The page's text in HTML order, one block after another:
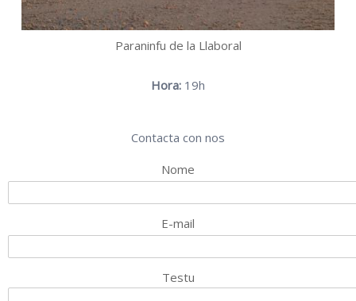
Paraninfu de la Llaboral
Hora: 19h
Contacta con nos
Nome
E-mail
Testu